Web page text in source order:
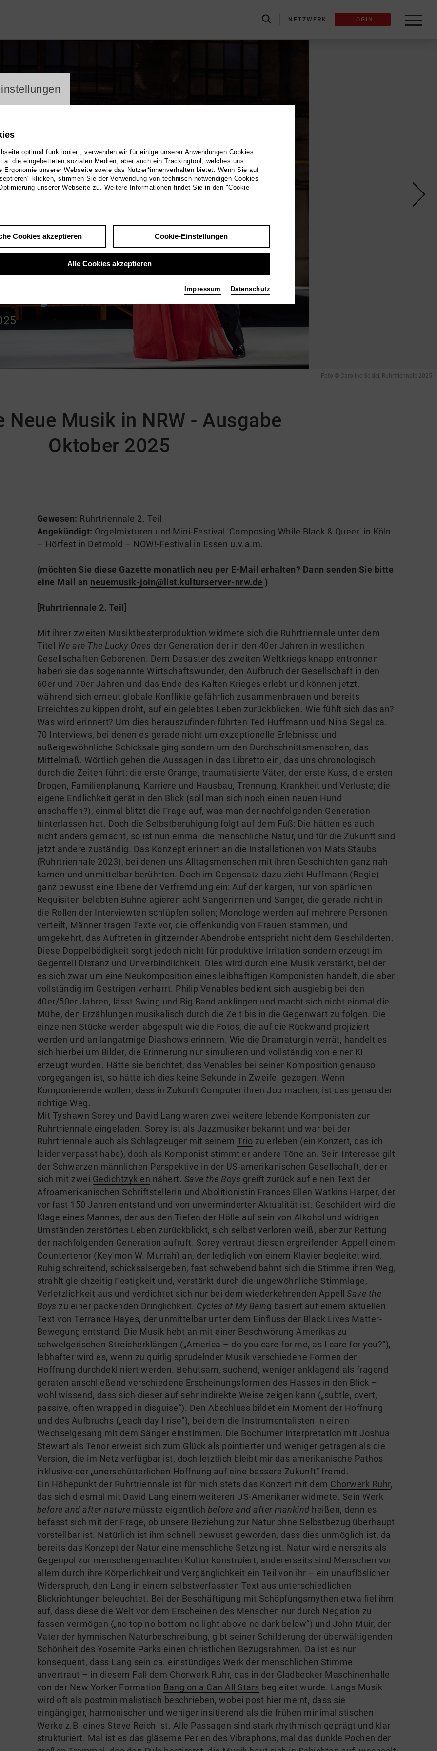
label_search
NETZWERK LOGIN
Foto © Caroline Seidel, Ruhrtriennale 2025
Ones
Neue Musik in NRW - Ausgabe
Oktober 2025
Gewesen: Ruhrtriennale 2. Teil
Angekündigt: Orgelmixturen und Mini-Festival 'Composing While Black & Queer' in Köln
– Hörfest in Detmold – NOW!-Festival in Essen u.v.a.m.
(möchten Sie diese Gazette monatlich neu per E-Mail erhalten? Dann senden Sie bitte
eine Mail an neuemusik-join@list.kulturserver-nrw.de )
[Ruhrtriennale 2. Teil]
Mit ihrer zweiten Musiktheaterproduktion widmete sich die Ruhrtriennale unter dem
Titel
We are The Lucky Ones der Generation der in den 40er Jahren in westlichen
Gesellschaften Geborenen. Dem Desaster des zweiten Weltkriegs knapp entronnen
haben sie das sogenannte Wirtschaftswunder, den Aufbruch der Gesellschaft in den
60er und 70er Jahren und das Ende des Kalten Krieges erlebt und können jetzt,
während sich erneut globale Konflikte gefährlich zusammenbrauen und bereits
Erreichtes zu kippen droht, auf ein gelebtes Leben zurückblicken. Wie fühlt sich das an?
Was wird erinnert? Um dies herauszufinden führten Ted Huffmann und Nina Segal ca.
70 Interviews, bei denen es gerade nicht um exzeptionelle Erlebnisse und
außergewöhnliche Schicksale ging sondern um den Durchschnittsmenschen, das
Mittelmaß. Wörtlich gehen die Aussagen in das Libretto ein, das uns chronologisch
durch die Zeiten führt: die erste Orange, traumatisierte Väter, der erste Kuss, die ersten
Drogen, Familienplanung, Karriere und Hausbau, Trennung, Krankheit und Verluste; die
eigene Endlichkeit gerät in den Blick (soll man sich noch einen neuen Hund
anschaffen?), einmal blitzt die Frage auf, was man der nachfolgenden Generation
hinterlassen hat. Doch die Selbstberuhigung folgt auf dem Fuß: Die hätten es auch
nicht anders gemacht, so ist nun einmal die menschliche Natur, und für die Zukunft sind
jetzt andere zuständig. Das Konzept erinnert an die Installationen von Mats Staubs
(Ruhrtriennale 2023), bei denen uns Alltagsmenschen mit ihren Geschichten ganz nah
kamen und unmittelbar berührten. Doch im Gegensatz dazu zieht Huffmann (Regie)
ganz bewusst eine Ebene der Verfremdung ein: Auf der kargen, nur von spärlichen
Requisiten belebten Bühne agieren acht Sängerinnen und Sänger, die gerade nicht in
die Rollen der Interviewten schlüpfen sollen; Monologe werden auf mehrere Personen
verteilt, Männer tragen Texte vor, die offenkundig von Frauen stammen, und
umgekehrt, das Auftreten in glitzernder Abendrobe entspricht nicht dem Geschilderten.
Diese Doppelbödigkeit sorgt jedoch nicht für produktive Irritation sondern erzeugt im
Gegenteil Distanz und Unverbindlichkeit. Dies wird durch eine Musik verstärkt, bei der
es sich zwar um eine Neukomposition eines leibhaftigen Komponisten handelt, die aber
vollständig im Gestrigen verharrt. Philip Venables bedient sich ausgiebig bei den
40er/50er Jahren, lässt Swing und Big Band anklingen und macht sich nicht einmal die
Mühe, den Erzählungen musikalisch durch die Zeit bis in die Gegenwart zu folgen. Die
einzelnen Stücke werden abgespult wie die Fotos, die auf die Rückwand projiziert
werden und an langatmige Diashows erinnern. Wie die Dramaturgin verrät, handelt es
sich hierbei um Bilder, die Erinnerung nur simulieren und vollständig von einer KI
erzeugt wurden. Hätte sie berichtet, das Venables bei seiner Komposition genauso
vorgegangen ist, so hätte ich dies keine Sekunde in Zweifel gezogen. Wenn
Komponierende wollen, dass in Zukunft Computer ihren Job machen, ist das genau der
richtige Weg.
Mit Tyshawn Sorey und David Lang waren zwei weitere lebende Komponisten zur
Ruhrtriennale eingeladen. Sorey ist als Jazzmusiker bekannt und war bei der
Ruhrtriennale auch als Schlagzeuger mit seinem Trio zu erleben (ein Konzert, das ich
leider verpasst habe), doch als Komponist stimmt er andere Töne an. Sein Interesse gilt
der Schwarzen männlichen Perspektive in der US-amerikanischen Gesellschaft, der er
sich mit zwei Gedichtzyklen nähert. Save the Boys greift zurück auf einen Text der
Afroamerikanischen Schriftstellerin und Abolitionistin Frances Ellen Watkins Harper, der
vor fast 150 Jahren entstand und von unverminderter Aktualität ist. Geschildert wird die
Klage eines Mannes, der aus den Tiefen der Hölle auf sein von Alkohol und widrigen
Umständen zerstörtes Leben zurückblickt, sich selbst verloren weiß, aber zur Rettung
der nachfolgenden Generation aufruft. Sorey vertraut diesen ergreifenden Appell einem
Countertenor (Key'mon W. Murrah) an, der lediglich von einem Klavier begleitet wird.
Ruhig schreitend, schicksalsergeben, fast schwebend bahnt sich die Stimme ihren Weg,
strahlt gleichzeitig Festigkeit und, verstärkt durch die ungewöhnliche Stimmlage,
Verletzlichkeit aus und verdichtet sich nur bei dem wiederkehrenden Appell Save the
Boys zu einer packenden Dringlichkeit. Cycles of My Being basiert auf einem aktuellen
Text von Terrance Hayes, der unmittelbar unter dem Einfluss der Black Lives Matter-
Bewegung entstand. Die Musik hebt an mit einer Beschwörung Amerikas zu
schwelgerischen Streicherklängen („America – do you care for me, as I care for you?“),
lebhafter wird es, wenn zu quirlig sprudelnder Musik verschiedene Formen der
Hoffnung durchdekliniert werden. Behutsam, suchend, weniger anklagend als fragend
geraten anschließend verschiedene Erscheinungsformen des Hasses in den Blick –
wohl wissend, dass sich dieser auf sehr indirekte Weise zeigen kann („subtle, overt,
passive, often wrapped in disguise“). Den Abschluss bildet ein Moment der Hoffnung
und des Aufbruchs („each day I rise“), bei dem die Instrumentalisten in einen
Wechselgesang mit dem Sänger einstimmen. Die Bochumer Interpretation mit Joshua
Stewart als Tenor erweist sich zum Glück als pointierter und weniger getragen als die
Version, die im Netz verfügbar ist, doch letztlich bleibt mir das amerikanische Pathos
inklusive der „unerschütterlichen Hoffnung auf eine bessere Zukunft“ fremd.
Ein Höhepunkt der Ruhrtriennale ist für mich stets das Konzert mit dem Chorwerk Ruhr,
das sich diesmal mit David Lang einem weiteren US-Amerikaner widmete. Sein Werk
before and after nature müsste eigentlich before and after mankind heißen, denn es
befasst sich mit der Frage, ob unsere Beziehung zur Natur ohne Selbstbezug überhaupt
vorstellbar ist. Natürlich ist ihm schnell bewusst geworden, dass dies unmöglich ist, da
bereits das Konzept der Natur eine menschliche Setzung ist. Natur wird einerseits als
Gegenpol zur menschengemachten Kultur konstruiert, andererseits sind Menschen vor
allem durch ihre Körperlichkeit und Vergänglichkeit ein Teil von ihr – ein unauflöslicher
Widerspruch, den Lang in einem selbstverfassten Text aus unterschiedlichen
Blickrichtungen beleuchtet. Bei der Beschäftigung mit Schöpfungsmythen etwa fiel ihm
auf, dass diese die Welt vor dem Erscheinen des Menschen nur durch Negation zu
fassen vermögen („no top no bottom no light above no dark below“) und John Muir, der
Vater der hymnischen Naturbeschreibung, gibt seiner Schilderung der überwältigenden
Schönheit des Yosemite Parks einen christlichen Bezugsrahmen. Da ist es nur
konsequent, dass Lang sein ca. einstündiges Werk der menschlichen Stimme
anvertraut – in diesem Fall dem Chorwerk Ruhr, das in der Gladbecker Maschinenhalle
von der New Yorker Formation Bang on a Can All Stars begleitet wurde. Langs Musik
wird oft als postminimalistisch beschrieben, wobei post hier meint, dass sie
eingängiger, harmonischer und weniger insitierend als die frühen minimalistischen
Werke z.B. eines Steve Reich ist. Alle Passagen sind stark rhythmisch geprägt und klar
strukturiert. Mal ist es das gläserne Perlen des Vibraphons, mal das dunkle Pochen der
optimal funktioniert, verwenden wir für einige unserer Anwendungen Cookies.
a. die eingebetteten sozialen Medien, aber auch ein Trackingtool, welches uns
Ergonomie unserer Webseite sowie das Nutzer*innenverhalten bietet. Wenn Sie auf
klicken, stimmen Sie der Verwendung von technisch notwendigen Cookies
unserer Webseite zu. Weitere Informationen findet Sie in den "Cookie-
Cookies akzeptieren Cookie-Einstellungen
Alle Cookies akzeptieren
Impressum Datenschutz